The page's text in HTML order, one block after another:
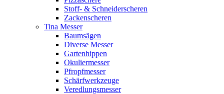
Stoff- & Schneiderscheren
Zackenscheren
Tina Messer
Baumsägen
Diverse Messer
Gartenhippen
Okuliermesser
Pfropfmesser
Schärfwerkzeuge
Veredlungsmesser